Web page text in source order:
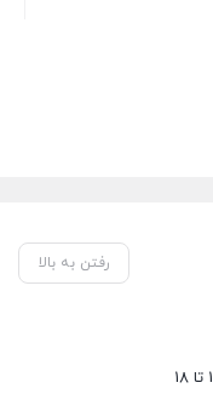
رفتن به بالا